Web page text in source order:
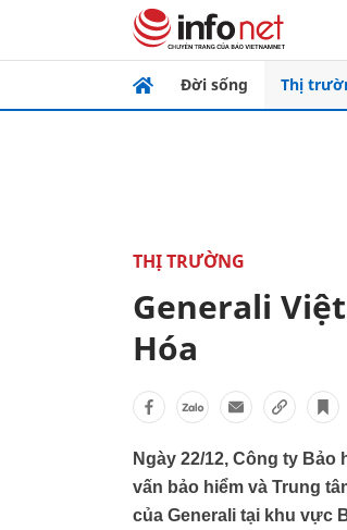
Đời sống Thị
THỊ TRƯỜNG
Generali
Hóa
Ngày 22/12, Công ty
vấn bảo hiểm và Trung
của Generali tại khu vực